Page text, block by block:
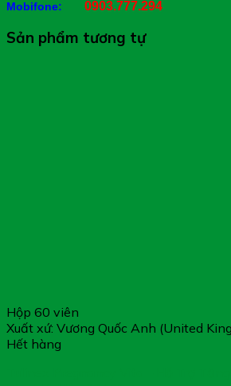
Mobifone: 0903.777.294
Sản phẩm tương tự
Hộp 60 viên
Xuất xứ: Vương Quốc Anh (United
Hết hàng